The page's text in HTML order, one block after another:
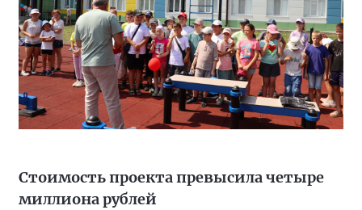
Стоимость проекта превысила четыре
миллиона рублей